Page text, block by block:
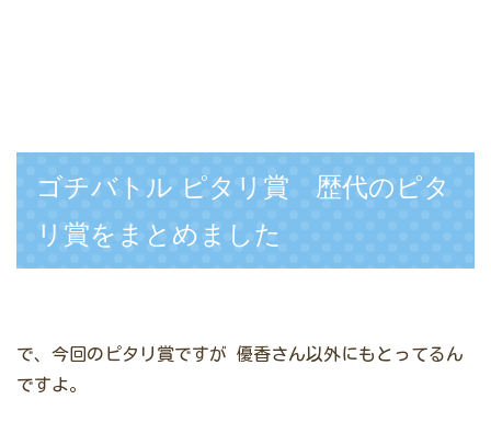
ゴチバトル ピタリ賞 歴代のピタ
リ賞をまとめました
で、今回のピタリ賞ですが 優香さん以外にもとってるん
ですよ。